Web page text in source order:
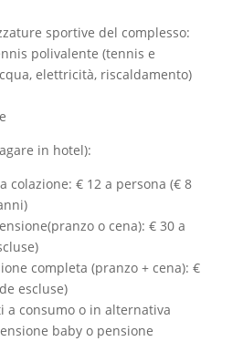
sportive del complesso:
polivalente (tennis e
elettricità, riscaldamento)
in hotel):
colazione: € 12 a persona (€ 8
o cena): € 30 a
completa (pranzo + cena): €
escluse)
a consumo o in alternativa
baby o pensione